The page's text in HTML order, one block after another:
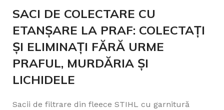
SACI DE COLECTARE CU
ETANȘARE LA PRAF: COLECTAȚI
ȘI ELIMINAȚI FĂRĂ URME
PRAFUL, MURDĂRIA ȘI
LICHIDELE
Sacii de filtrare din fleece STIHL cu garnitură